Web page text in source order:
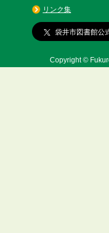
リンク集
袋井市図書館公
Copyright ©